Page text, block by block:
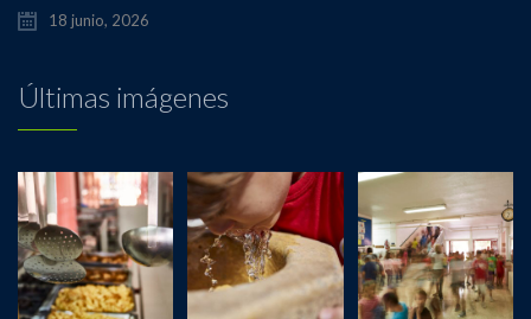
18 junio, 2026
Últimas imágenes